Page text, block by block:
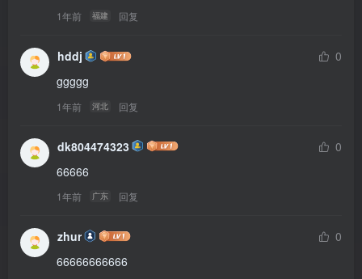
1年前 福建 回复
hddj
0
ggggg
1年前 河北 回复
dk804474323
0
66666
1年前 广东 回复
zhur
0
66666666666